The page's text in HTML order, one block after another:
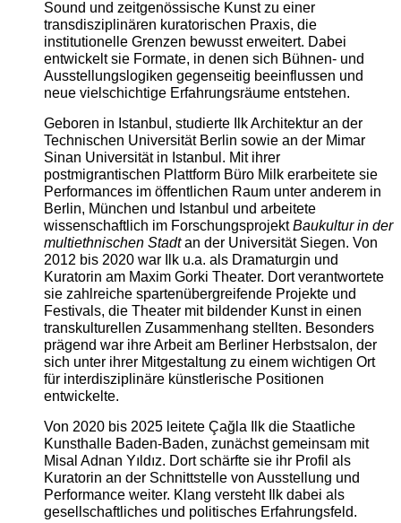
Sound und zeitgenössische Kunst zu einer
transdisziplinären kuratorischen Praxis, die
institutionelle Grenzen bewusst erweitert. Dabei
entwickelt sie Formate, in denen sich Bühnen- und
Ausstellungslogiken gegenseitig beeinflussen und
neue vielschichtige Erfahrungsräume entstehen.
Geboren in Istanbul, studierte Ilk Architektur an der
Technischen Universität Berlin sowie an der Mimar
Sinan Universität in Istanbul. Mit ihrer
postmigrantischen Plattform Büro Milk erarbeitete sie
Performances im öffentlichen Raum unter anderem in
Berlin, München und Istanbul und arbeitete
wissenschaftlich im ForschungsprojektBaukultur in der
multiethnischen Stadtan der Universität Siegen. Von
2012 bis 2020 war Ilk u.a. als Dramaturgin und
Kuratorin am Maxim Gorki Theater. Dort verantwortete
sie zahlreiche spartenübergreifende Projekte und
Festivals, die Theater mit bildender Kunst in einen
transkulturellen Zusammenhang stellten. Besonders
prägend war ihre Arbeit am Berliner Herbstsalon, der
sich unter ihrer Mitgestaltung zu einem wichtigen Ort
für interdisziplinäre künstlerische Positionen
entwickelte.
Von 2020 bis 2025 leitete Çağla Ilk die Staatliche
Kunsthalle Baden-Baden, zunächst gemeinsam mit
Misal Adnan Yıldız. Dort schärfte sie ihr Profil als
Kuratorin an der Schnittstelle von Ausstellung und
Performance weiter. Klang versteht Ilk dabei als
gesellschaftliches und politisches Erfahrungsfeld.